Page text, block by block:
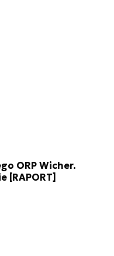
ORP Wicher.
[RAPORT]